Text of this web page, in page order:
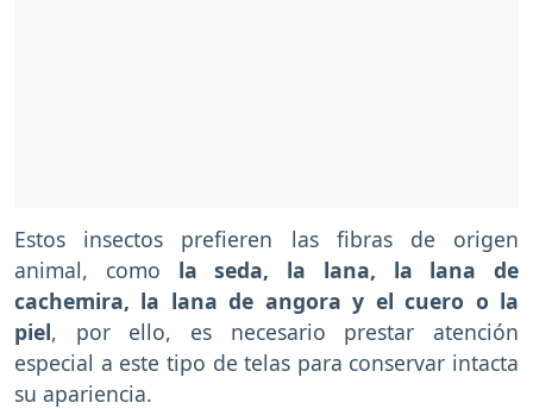
Estos insectos prefieren las fibras de origen
animal, como la seda, la lana, la lana de
cachemira, la lana de angora y el cuero o la
piel, por ello, es necesario prestar atención
especial a este tipo de telas para conservar intacta
su apariencia.